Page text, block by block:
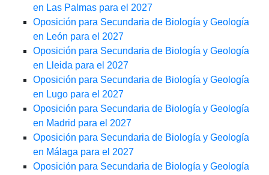
en Las Palmas para el 2027
Oposición para Secundaria de Biología y Geología
en León para el 2027
Oposición para Secundaria de Biología y Geología
en Lleida para el 2027
Oposición para Secundaria de Biología y Geología
en Lugo para el 2027
Oposición para Secundaria de Biología y Geología
en Madrid para el 2027
Oposición para Secundaria de Biología y Geología
en Málaga para el 2027
Oposición para Secundaria de Biología y Geología